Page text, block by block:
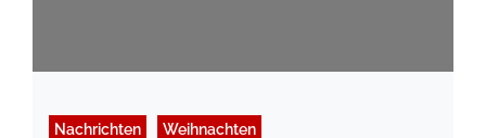
Nachrichten Weihnachten